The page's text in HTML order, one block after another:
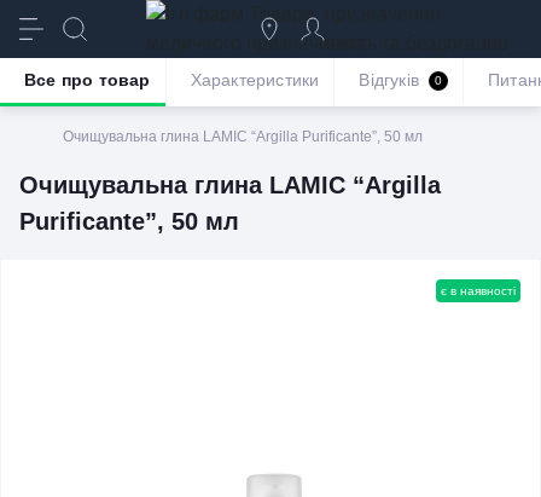
якість та бездоганне
обслуговування
Очищувальна глина LAMIC “Argilla Purificante”, 50 мл
Очищувальна глина LAMIC “Argilla
Purificante”, 50 мл
Все про товар Характеристики Відгуків 0
є в наявності